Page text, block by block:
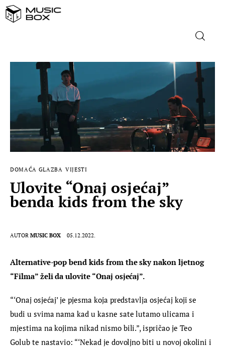
NASLOVNICA
DOMAĆA GLAZBA
STRANA GLAZBA
FILM
MUSIC BOX
DOMAĆA GLAZBA VIJESTI
Ulovite “Onaj osjećaj”
benda kids from the sky
AUTOR MUSIC BOX 05.12.2022.
Alternative-pop bend kids from the sky nakon ljetnog
“Filma” želi da ulovite “Onaj osjećaj”.
“‘Onaj osjećaj’ je pjesma koja predstavlja osjećaj koji se
budi u svima nama kad u kasne sate lutamo ulicama i
mjestima na kojima nikad nismo bili.”, ispričao je Teo
Golub te nastavio: “‘Nekad je dovoljno biti u novoj okolini i